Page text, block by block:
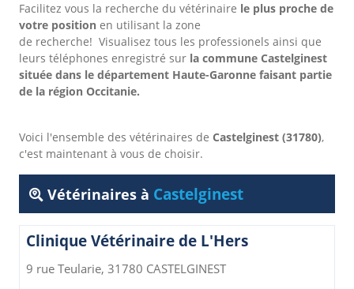
Facilitez vous la recherche du vétérinaire le plus proche de
votre position en utilisant la zone
de recherche! Visualisez tous les professionels ainsi que
leurs téléphones enregistré sur la commune Castelginest
située dans le département Haute-Garonne faisant partie
de la région Occitanie.
Voici l'ensemble des vétérinaires de Castelginest (31780),
c'est maintenant à vous de choisir.
Vétérinaires à Castelginest
Clinique Vétérinaire de L'Hers
9 rue Teularie, 31780 CASTELGINEST